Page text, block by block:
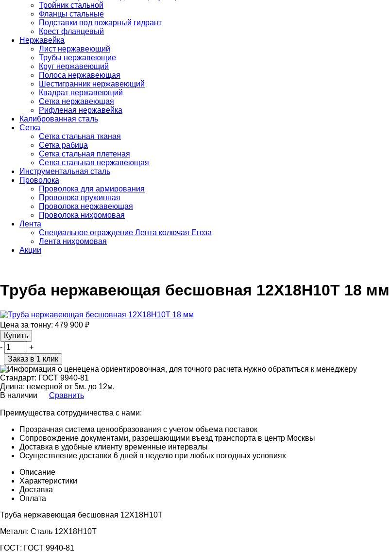
Тройник стальной
Фланцы стальные
Подставки под пожарный гидрант
Крест фланцевый
Нержавейка
Лист нержавеющий
Трубы нержавеющие
Круг нержавеющий
Полоса нержавеющая
Шестигранник нержавеющий
Квадрат нержавеющий
Сетка нержавеющая
Рифленая нержавейка
Калиброванная сталь
Сетка
Cетка стальная тканая
Сетка рабица
Сетка стальная плетеная
Сетка стальная нержавеющая
Инструментальная сталь
Проволока
Проволока для армирования
Проволока пружинная
Проволока нержавеющая
Проволока нихромовая
Лента
Специальное ограждение Лента колючая Егоза
Лента нихромовая
Акции
Труба нержавеющая бесшовная 12Х18Н10Т 18 мм
Цена за тонну: 479 900 ₽
Купить
-
+
Заказ в 1 клик
цена ориентировочная, для точного расчета нужно обратиться к менеджеру
Стандарт: ГОСТ 9940-81
Длина: немерной от 5м. до 12м.
В наличии
Сравнить
Преимущества сотрудничества с нами:
Прозрачная система ценообразования с учетом объема поставок
Сопровождение документами, разрешающими въезд транспорта в центр Москвы
Доставка в удобные клиенту временные интервалы
Осуществление доставки 6 дней в неделю при любых погодных условиях
Описание
Характеристики
Доставка
Оплата
Труба нержавеющая бесшовная 12Х18Н10Т
Металл: Сталь 12Х18Н10Т
ГОСТ: ГОСТ 9940-81